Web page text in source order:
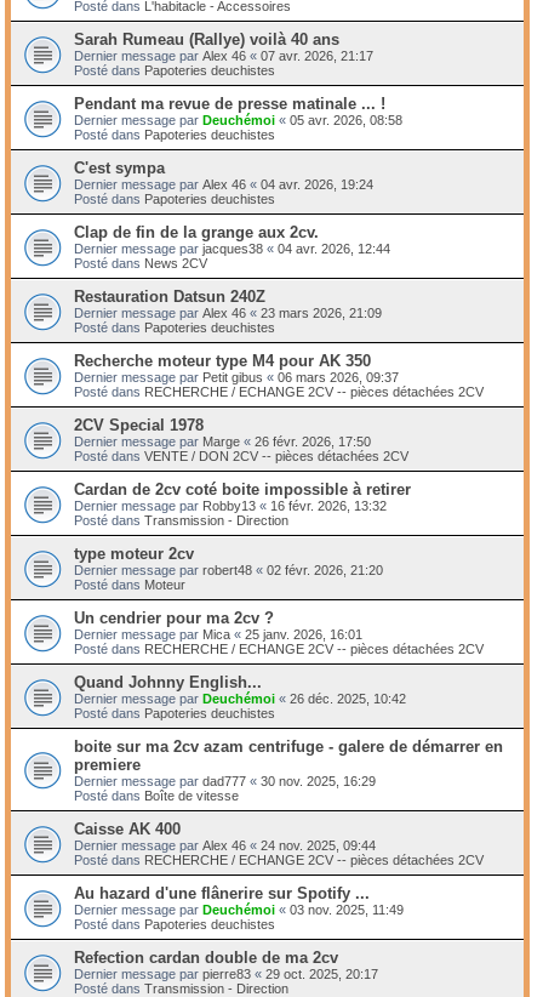
Posté dans L'habitacle - Accessoires
Sarah Rumeau (Rallye) voilà 40 ans
Dernier message par Alex 46 « 07 avr. 2026, 21:17
Posté dans Papoteries deuchistes
Pendant ma revue de presse matinale ... !
Dernier message par Deuchémoi « 05 avr. 2026, 08:58
Posté dans Papoteries deuchistes
C'est sympa
Dernier message par Alex 46 « 04 avr. 2026, 19:24
Posté dans Papoteries deuchistes
Clap de fin de la grange aux 2cv.
Dernier message par jacques38 « 04 avr. 2026, 12:44
Posté dans News 2CV
Restauration Datsun 240Z
Dernier message par Alex 46 « 23 mars 2026, 21:09
Posté dans Papoteries deuchistes
Recherche moteur type M4 pour AK 350
Dernier message par Petit gibus « 06 mars 2026, 09:37
Posté dans RECHERCHE / ECHANGE 2CV -- pièces détachées 2CV
2CV Special 1978
Dernier message par Marge « 26 févr. 2026, 17:50
Posté dans VENTE / DON 2CV -- pièces détachées 2CV
Cardan de 2cv coté boite impossible à retirer
Dernier message par Robby13 « 16 févr. 2026, 13:32
Posté dans Transmission - Direction
type moteur 2cv
Dernier message par robert48 « 02 févr. 2026, 21:20
Posté dans Moteur
Un cendrier pour ma 2cv ?
Dernier message par Mica « 25 janv. 2026, 16:01
Posté dans RECHERCHE / ECHANGE 2CV -- pièces détachées 2CV
Quand Johnny English...
Dernier message par Deuchémoi « 26 déc. 2025, 10:42
Posté dans Papoteries deuchistes
boite sur ma 2cv azam centrifuge - galere de démarrer en
premiere
Dernier message par dad777 « 30 nov. 2025, 16:29
Posté dans Boîte de vitesse
Caisse AK 400
Dernier message par Alex 46 « 24 nov. 2025, 09:44
Posté dans RECHERCHE / ECHANGE 2CV -- pièces détachées 2CV
Au hazard d'une flânerire sur Spotify ...
Dernier message par Deuchémoi « 03 nov. 2025, 11:49
Posté dans Papoteries deuchistes
Refection cardan double de ma 2cv
Dernier message par pierre83 « 29 oct. 2025, 20:17
Posté dans Transmission - Direction